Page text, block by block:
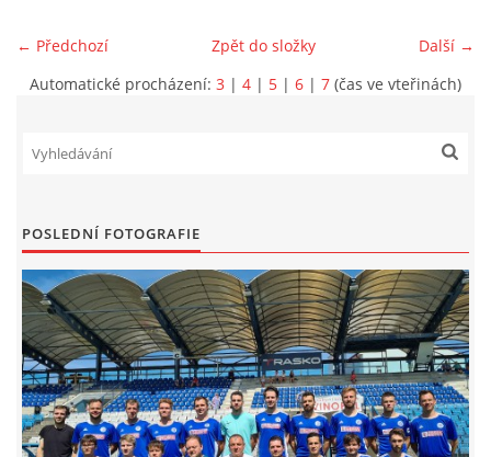
STARŠÍ PŘÍPRAVKA R 2012 + 2013
ARCHÍV
DOTACE
FKD, z.s.
← Předchozí Další →
Zpět do složky
Automatické procházení: 3 | 4 | 5 | 6 | 7 (čas ve vteřinách)
POSLEDNÍ FOTOGRAFIE